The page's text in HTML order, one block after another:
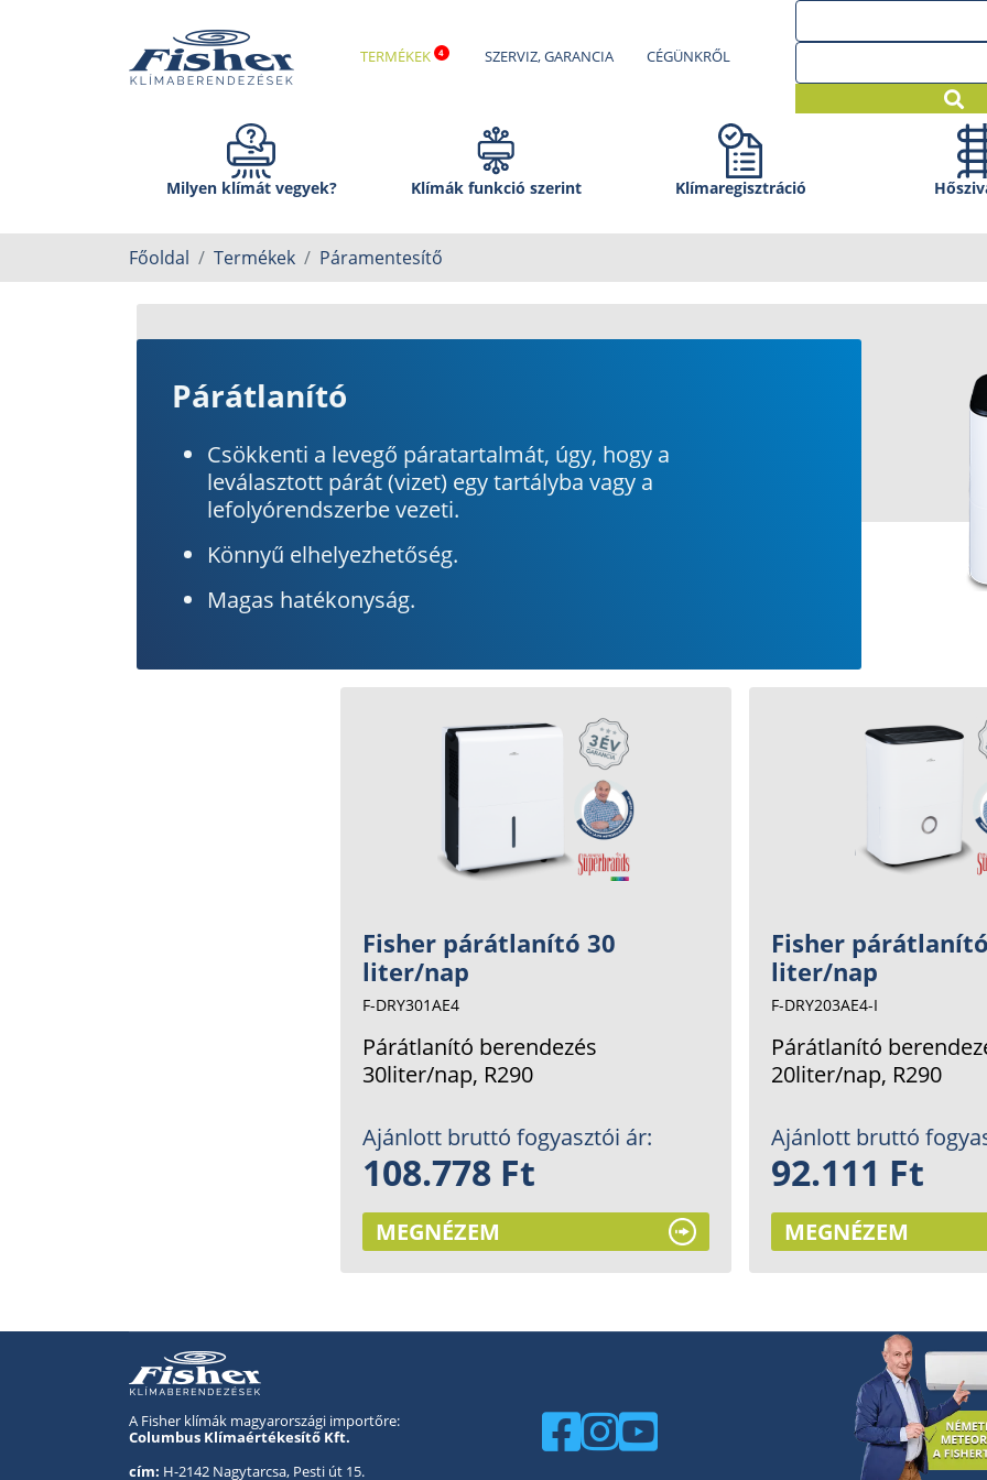
TERMÉKEK SZERVIZ, GARANCIA CÉGÜNKRŐL
Milyen klímát vegyek? Klímák funkció szerint Klíma­regisztráció
Főoldal Termékek Páramentesítő
Párátlanító
Csökkenti a levegő páratartalmát, úgy, hogy a
leválasztott párát (vizet) egy tartályba vagy a
lefolyórendszerbe vezeti.
Könnyű elhelyezhetőség.
Magas hatékonyság.
Fisher párátlanító 30
liter/nap
F-DRY301AE4
Párátlanító berendezés
30liter/nap, R290
Ajánlott bruttó fogyasztói ár:
108.778 Ft
MEGNÉZEM
Fisher
liter/nap
F-DRY203AE4-I
Párátlanító
20liter/nap, R290
Ajánlott bruttó
92.111 Ft
MEGNÉZEM
A Fisher klímák magyarországi importőre:
Columbus Klímaértékesítő Kft.
cím: H-2142 Nagytarcsa, Pesti út 15.